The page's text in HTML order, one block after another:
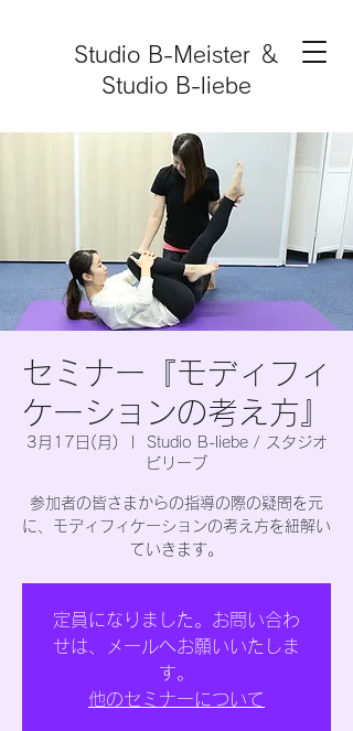
Studio B-Meister ＆
Studio B-liebe
セミナー『モディフィ
ケーションの考え方』
3月17日(月)
Studio B-liebe / スタジオ
ビリーブ
参加者の皆さまからの指導の際の疑問を元
に、モディフィケーションの考え方を紐解い
ていきます。
定員になりました。お問い合わ
せは、メールへお願いいたしま
す。
他のセミナーについて